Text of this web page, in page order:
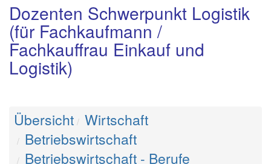
Dozenten Schwerpunkt Logistik
(für Fachkaufmann /
Fachkauffrau Einkauf und
Logistik)
Übersicht Wirtschaft
Betriebswirtschaft
Betriebswirtschaft - Berufe